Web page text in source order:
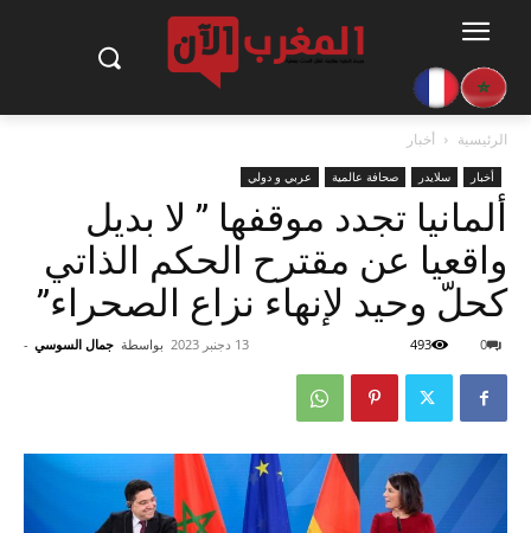
الرئيسية أخبار
أخبار سلايدر صحافة عالمية عربي و دولي
ألمانيا تجدد موقفها ” لا بديل
واقعيا عن مقترح الحكم الذاتي
كحلّ وحيد لإنهاء نزاع الصحراء”
بواسطة جمال السوسي - 13 دجنبر 2023 0
493